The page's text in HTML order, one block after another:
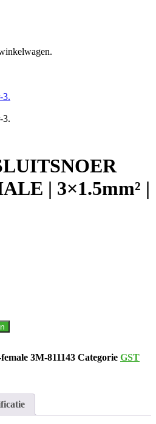
| 3×1.5mm² |
3M-811143 Categorie GST